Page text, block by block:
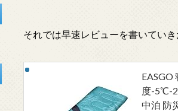
それでは早速レビューを書いていき
EASGO
度-5℃-
中泊 防